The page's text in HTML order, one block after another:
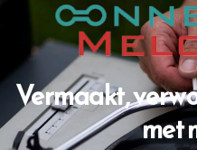
Vermaakt,
met